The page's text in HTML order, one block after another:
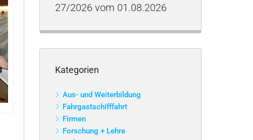
27/2026 vom 01.08.2026
Kategorien
Aus- und Weiterbildung
Fahrgastschifffahrt
Firmen
Forschung + Lehre